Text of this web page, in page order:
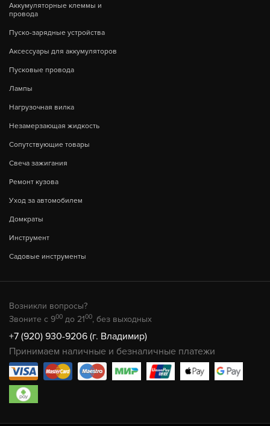
Аккумуляторные клеммы и
провода
Пуско-зарядные устройства
Аксессуары для аккумуляторов
Пусковые провода
Лампы
Нагрузочная вилка
Незамерзающая жидкость
Сопутствующие товары
Свеча зажигания
Ремонт кузова
Уход за автомобилем
Домкраты
Инструмент
Садовые инструменты
Возникли вопросы?
Звоните с 900 до 2100, без выходных
+7 (920) 930-9206 (г. Владимир)
Принимаем наличные и безналичные платежи